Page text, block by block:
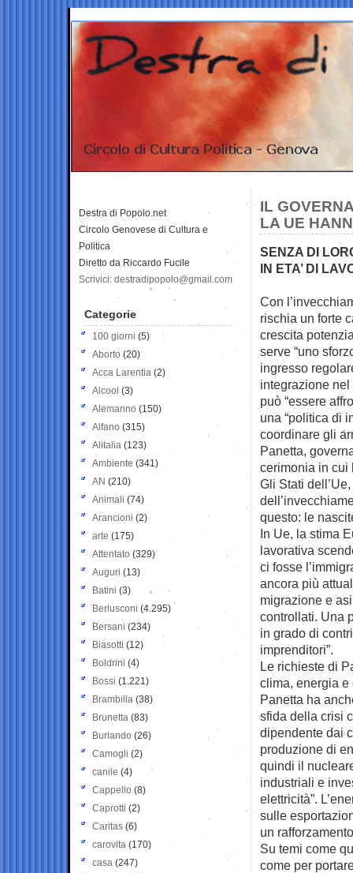
IL
LA UE
SENZA DI
IN ETA’ DI
Con
rischia un forte
crescita
serve “uno
ingresso
integrazione nel
può “essere
una “politica di
coordinare gli
Panetta,
cerimonia in cui
Gli Stati
questo: le
In Ue, la stima
lavorativa
ci fosse
ancora più
migrazione e
controllati. Una
in grado di
imprenditori”.
Le richieste di
clima, energia e
Panetta ha
sfida della crisi
dipendente dai
produzione di
quindi il
industriali e
elettricità”.
sulle
un
Su temi come
come per
Destra di Popolo.net
Circolo Genovese di Cultura e
Politica
Diretto da Riccardo Fucile
Scrivici: destradipopolo@gmail.com
Categorie
100 giorni (5)
Aborto (20)
Acca Larentia (2)
Alcool (3)
Alemanno (150)
Alfano (315)
Alitalia (123)
Ambiente (341)
AN (210)
Animali (74)
Arancioni (2)
arte (175)
Attentato (329)
Auguri (13)
Batini (3)
Berlusconi (4.295)
Bersani (234)
Biasotti (12)
Boldrini (4)
Bossi (1.221)
Brambilla (38)
Brunetta (83)
Burlando (26)
Camogli (2)
canile (4)
Cappello (8)
Caprotti (2)
Caritas (6)
carovita (170)
casa (247)